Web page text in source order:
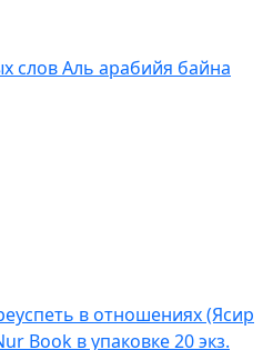
слов Аль арабийя байна